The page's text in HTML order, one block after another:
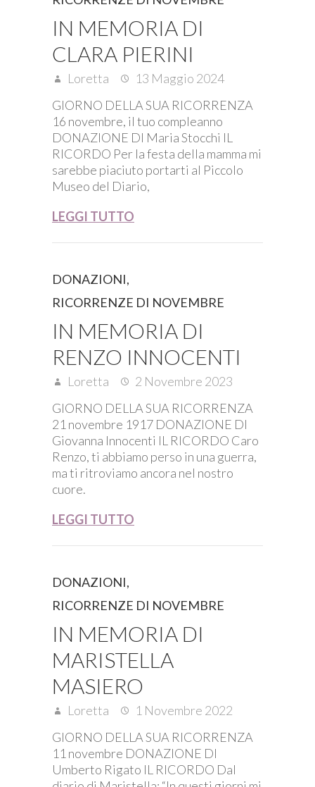
IN MEMORIA DI
CLARA PIERINI
Loretta
13 Maggio 2024
GIORNO DELLA SUA RICORRENZA
16 novembre, il tuo compleanno
DONAZIONE DI Maria Stocchi IL
RICORDO Per la festa della mamma mi
sarebbe piaciuto portarti al Piccolo
Museo del Diario,
LEGGI TUTTO
DONAZIONI,
RICORRENZE DI NOVEMBRE
IN MEMORIA DI
RENZO INNOCENTI
Loretta
2 Novembre 2023
GIORNO DELLA SUA RICORRENZA
21 novembre 1917 DONAZIONE DI
Giovanna Innocenti IL RICORDO Caro
Renzo, ti abbiamo perso in una guerra,
ma ti ritroviamo ancora nel nostro
cuore.
LEGGI TUTTO
DONAZIONI,
RICORRENZE DI NOVEMBRE
IN MEMORIA DI
MARISTELLA
MASIERO
Loretta
1 Novembre 2022
GIORNO DELLA SUA RICORRENZA
11 novembre DONAZIONE DI
Umberto Rigato IL RICORDO Dal